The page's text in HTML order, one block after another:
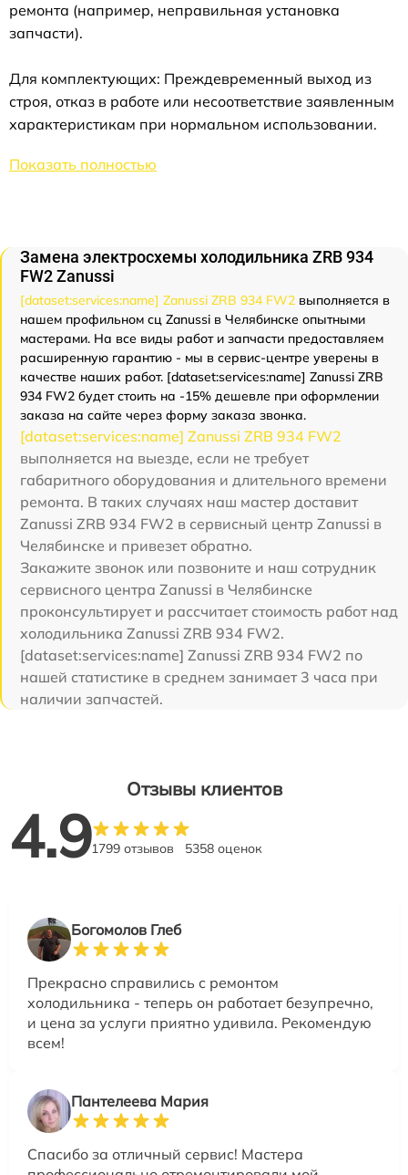
ремонта (например, неправильная установка
запчасти).
Для комплектующих: Преждевременный выход из
строя, отказ в работе или несоответствие заявленным
характеристикам при нормальном использовании.
Показать полностью
Замена электросхемы холодильника ZRB 934
FW2 Zanussi
[dataset:services:name] Zanussi ZRB 934 FW2 выполняется в
нашем профильном сц Zanussi в Челябинске опытными
мастерами. На все виды работ и запчасти предоставляем
расширенную гарантию - мы в сервис-центре уверены в
качестве наших работ. [dataset:services:name] Zanussi ZRB
934 FW2 будет стоить на -15% дешевле при оформлении
заказа на сайте через форму заказа звонка.
[dataset:services:name] Zanussi ZRB 934 FW2
выполняется на выезде, если не требует
габаритного оборудования и длительного времени
ремонта. В таких случаях наш мастер доставит
Zanussi ZRB 934 FW2 в сервисный центр Zanussi в
Челябинске и привезет обратно.
Закажите звонок или позвоните и наш сотрудник
сервисного центра Zanussi в Челябинске
проконсультирует и рассчитает стоимость работ над
холодильника Zanussi ZRB 934 FW2.
[dataset:services:name] Zanussi ZRB 934 FW2 по
нашей статистике в среднем занимает 3 часа при
наличии запчастей.
Отзывы клиентов
4.91799 отзывов 5358 оценок
Богомолов Глеб
Прекрасно справились с ремонтом
холодильника - теперь он работает безупречно,
и цена за услуги приятно удивила. Рекомендую
всем!
Пантелеева Мария
Спасибо за отличный сервис! Мастера